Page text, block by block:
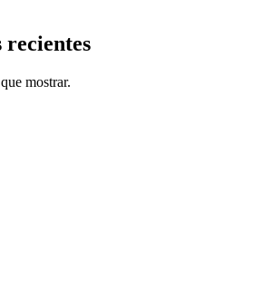
recientes
mostrar.